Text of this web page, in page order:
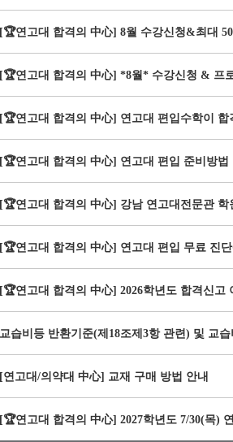
[🏆연고대 합격의 中心] 8월 수강신청&최대
[🏆연고대 합격의 中心] *8월* 수강신청 & 프
[🏆연고대 합격의 中心] 연고대 편입수학이
[🏆연고대 합격의 中心] 연고대 편입 준비방법
[🏆연고대 합격의 中心] 강남 연고대전문관 학
[🏆연고대 합격의 中心] 연고대 편입 무료 진
[🏆연고대 합격의 中心] 2026학년도 합격신고
교습비등 반환기준(제18조제3항 관련) 및 교
[연고대/의약대 中心] 교재 구매 방법 안내
[🏆연고대 합격의 中心] 2027학년도 7/30(목)